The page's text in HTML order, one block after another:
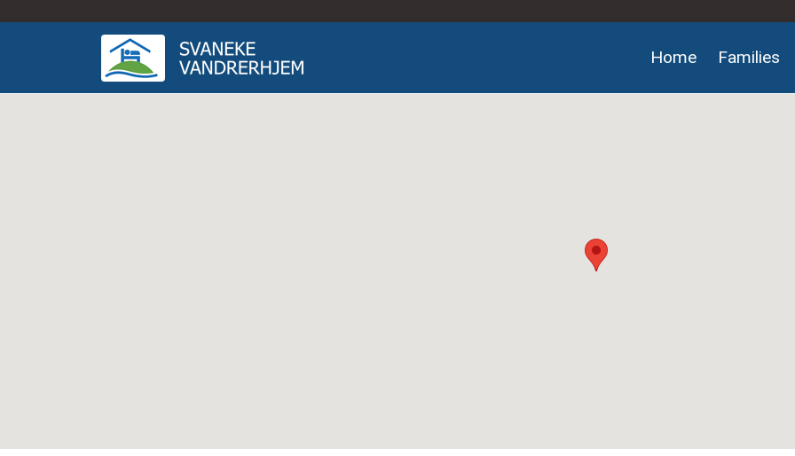
Home Families